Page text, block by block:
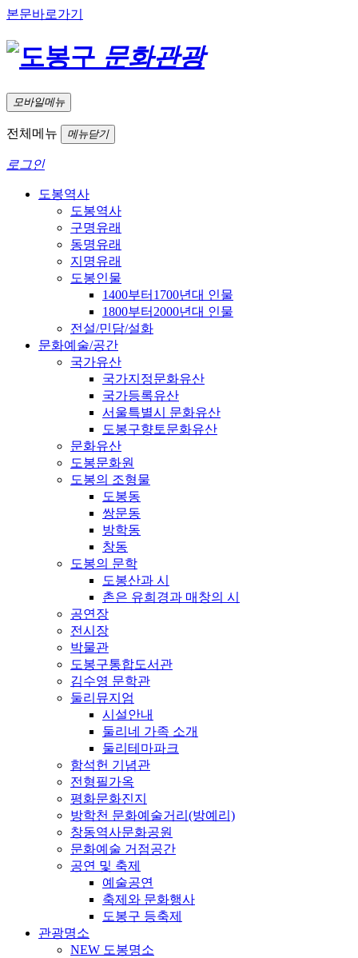
본문바로가기
문화관광
모바일메뉴
전체메뉴 메뉴닫기
로그인
도봉역사
도봉역사
구명유래
동명유래
지명유래
도봉인물
1400부터1700년대 인물
1800부터2000년대 인물
전설/민담/설화
문화예술/공간
국가유산
국가지정문화유산
국가등록유산
서울특별시 문화유산
도봉구향토문화유산
문화유산
도봉문화원
도봉의 조형물
도봉동
쌍문동
방학동
창동
도봉의 문학
도봉산과 시
촌은 유희경과 매창의 시
공연장
전시장
박물관
도봉구통합도서관
김수영 문학관
둘리뮤지엄
시설안내
둘리네 가족 소개
둘리테마파크
함석헌 기념관
전형필가옥
평화문화진지
방학천 문화예술거리(방예리)
창동역사문화공원
문화예술 거점공간
공연 및 축제
예술공연
축제와 문화행사
도봉구 등축제
관광명소
NEW 도봉명소